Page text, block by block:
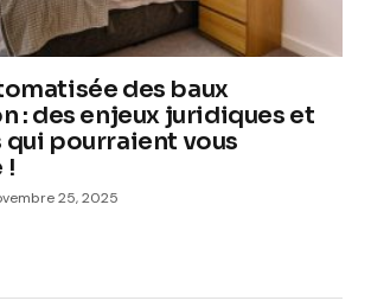
des baux
: des enjeux juridiques et
pourraient vous
!
25, 2025